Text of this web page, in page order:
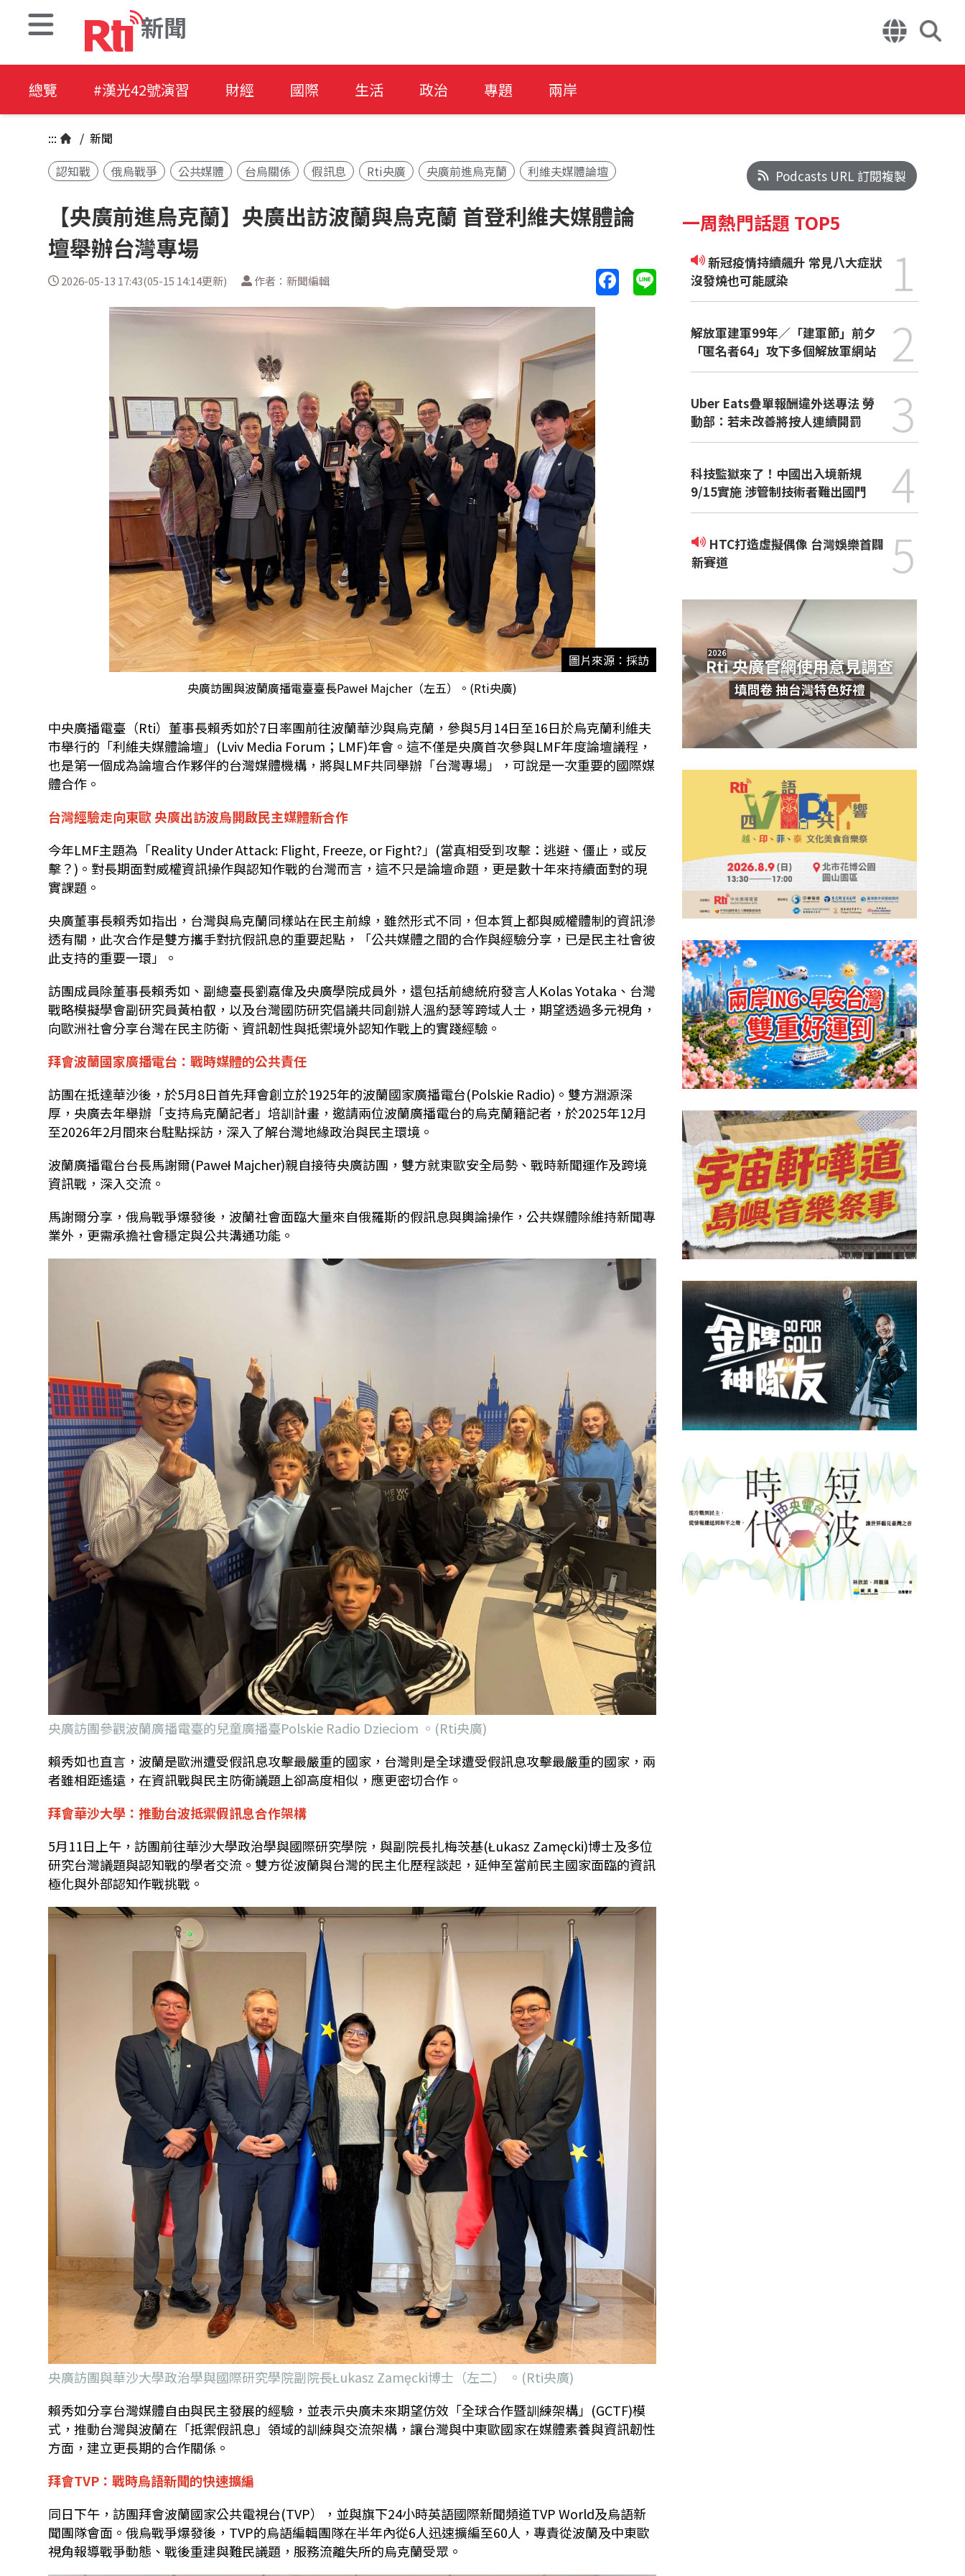
新聞
總覽 #漢光42號演習 財經 國際 生活 政治 專題 兩岸
::: / 新聞
認知戰
俄烏戰爭 公共媒體 台烏關係 假訊息 Rti央廣 央廣前進烏克蘭 利維夫媒體論壇
【央廣前進烏克蘭】央廣出訪波蘭與烏克蘭 首登利維夫媒體論
壇舉辦台灣專場
2026-05-13 17:43(05-15 14:14更新) 作者：新聞編輯
圖片來源：採訪
央廣訪團與波蘭廣播電臺臺長Paweł Majcher（左五）。(Rti央廣)
中央廣播電臺（Rti）董事長賴秀如於7日率團前往波蘭華沙與烏克蘭，參與5月14日至16日於烏克蘭利維夫
市舉行的「利維夫媒體論壇」 (Lviv Media Forum ； LMF)年會。這不僅是央廣首次參與LMF年度論壇議程，
也是第一個成為論壇合作夥伴的台灣媒體機構，將與LMF共同舉辦「台灣專場」，可說是一次重要的國際媒
體合作。
台灣經驗走向東歐 央廣出訪波烏開啟民主媒體新合作
今年LMF主題為「Reality Under Attack: Flight, Freeze, or Fight?」 (當真相受到攻擊：逃避、僵止，或反
擊？) 。對長期面對威權資訊操作與認知作戰的台灣而言，這不只是論壇命題，更是數十年來持續面對的現
實課題。
央廣董事長賴秀如指出，台灣與烏克蘭同樣站在民主前線，雖然形式不同，但本質上都與威權體制的資訊滲
透有關，此次合作是雙方攜手對抗假訊息的重要起點，「公共媒體之間的合作與經驗分享，已是民主社會彼
此支持的重要一環」。
訪團成員除董事長賴秀如、副總臺長劉嘉偉及央廣學院成員外，還包括前總統府發言人Kolas Yotaka 、台灣
戰略模擬學會副研究員黃柏叡，以及台灣國防研究倡議共同創辦人溫約瑟等跨域人士，期望透過多元視角，
向歐洲社會分享台灣在民主防衛、資訊韌性與抵禦境外認知作戰上的實踐經驗。
拜會波蘭國家廣播電台：戰時媒體的公共責任
訪團在抵達華沙後，於5月8日首先拜會創立於1925年的波蘭國家廣播電台(Polskie Radio) 。雙方淵源深
厚，央廣去年舉辦「支持烏克蘭記者」培訓計畫，邀請兩位波蘭廣播電台的烏克蘭籍記者，於2025年12月
至2026年2月間來台駐點採訪，深入了解台灣地緣政治與民主環境。
波蘭廣播電台台長馬謝爾(Paweł Majcher)親自接待央廣訪團，雙方就東歐安全局勢、戰時新聞運作及跨境
資訊戰，深入交流。
馬謝爾分享，俄烏戰爭爆發後，波蘭社會面臨大量來自俄羅斯的假訊息與輿論操作，公共媒體除維持新聞專
業外，更需承擔社會穩定與公共溝通功能。
央廣訪團參觀波蘭廣播電臺的兒童廣播臺Polskie Radio Dzieciom 。(Rti央廣)
賴秀如也直言，波蘭是歐洲遭受假訊息攻擊最嚴重的國家，台灣則是全球遭受假訊息攻擊最嚴重的國家，兩
者雖相距遙遠，在資訊戰與民主防衛議題上卻高度相似，應更密切合作。
拜會華沙大學：推動台波抵禦假訊息合作架構
5月11日上午，訪團前往華沙大學政治學與國際研究學院，與副院長扎梅茨基(Łukasz Zamęcki)博士及多位
研究台灣議題與認知戰的學者交流。雙方從波蘭與台灣的民主化歷程談起，延伸至當前民主國家面臨的資訊
極化與外部認知作戰挑戰。
央廣訪團與華沙大學政治學與國際研究學院副院長Łukasz Zamęcki博士（左二） 。(Rti央廣)
賴秀如分享台灣媒體自由與民主發展的經驗，並表示央廣未來期望仿效「全球合作暨訓練架構」 (GCTF)模
式，推動台灣與波蘭在「抵禦假訊息」領域的訓練與交流架構，讓台灣與中東歐國家在媒體素養與資訊韌性
方面，建立更長期的合作關係。
拜會TVP ：戰時烏語新聞的快速擴編
同日下午，訪團拜會波蘭國家公共電視台(TVP），並與旗下24小時英語國際新聞頻道TVP World及烏語新
聞團隊會面。俄烏戰爭爆發後， TVP的烏語編輯團隊在半年內從6人迅速擴編至60人，專責從波蘭及中東歐
視角報導戰爭動態、戰後重建與難民議題，服務流離失所的烏克蘭受眾。
Podcasts URL 訂閱複製
一周熱門話題 TOP5
新冠疫情持續飆升 常見八大症狀
沒發燒也可能感染
1
解放軍建軍99年／「建軍節」前夕
「匿名者64」攻下多個解放軍網站
2
Uber Eats疊單報酬違外送專法 勞
動部：若未改善將按人連續開罰
3
科技監獄來了！中國出入境新規
9/15實施 涉管制技術者難出國門
4
新賽道
5